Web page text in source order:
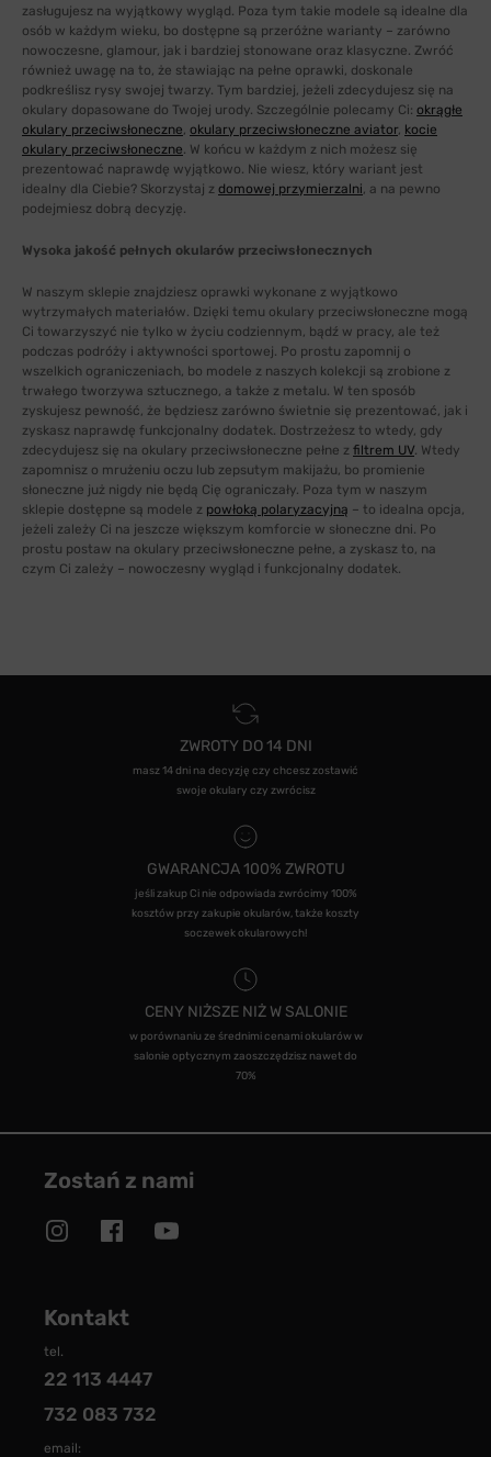
zasługujesz na wyjątkowy wygląd. Poza tym takie modele są idealne dla
osób w każdym wieku, bo dostępne są przeróżne warianty – zarówno
nowoczesne, glamour, jak i bardziej stonowane oraz klasyczne. Zwróć
również uwagę na to, że stawiając na pełne oprawki, doskonale
podkreślisz rysy swojej twarzy. Tym bardziej, jeżeli zdecydujesz się na
okulary dopasowane do Twojej urody. Szczególnie polecamy Ci: okrągłe
okulary przeciwsłoneczne, okulary przeciwsłoneczne aviator, kocie
okulary przeciwsłoneczne. W końcu w każdym z nich możesz się
prezentować naprawdę wyjątkowo. Nie wiesz, który wariant jest
idealny dla Ciebie? Skorzystaj z domowej przymierzalni, a na pewno
podejmiesz dobrą decyzję.
Wysoka jakość pełnych okularów przeciwsłonecznych
W naszym sklepie znajdziesz oprawki wykonane z wyjątkowo
wytrzymałych materiałów. Dzięki temu okulary przeciwsłoneczne mogą
Ci towarzyszyć nie tylko w życiu codziennym, bądź w pracy, ale też
podczas podróży i aktywności sportowej. Po prostu zapomnij o
wszelkich ograniczeniach, bo modele z naszych kolekcji są zrobione z
trwałego tworzywa sztucznego, a także z metalu. W ten sposób
zyskujesz pewność, że będziesz zarówno świetnie się prezentować, jak i
zyskasz naprawdę funkcjonalny dodatek. Dostrzeżesz to wtedy, gdy
zdecydujesz się na okulary przeciwsłoneczne pełne z filtrem UV. Wtedy
zapomnisz o mrużeniu oczu lub zepsutym makijażu, bo promienie
słoneczne już nigdy nie będą Cię ograniczały. Poza tym w naszym
sklepie dostępne są modele z powłoką polaryzacyjną – to idealna opcja,
jeżeli zależy Ci na jeszcze większym komforcie w słoneczne dni. Po
prostu postaw na okulary przeciwsłoneczne pełne, a zyskasz to, na
czym Ci zależy – nowoczesny wygląd i funkcjonalny dodatek.
ZWROTY DO 14 DNI
masz 14 dni na decyzję czy chcesz zostawić
swoje okulary czy zwrócisz
GWARANCJA 100% ZWROTU
jeśli zakup Ci nie odpowiada zwrócimy 100%
kosztów przy zakupie okularów, także koszty
soczewek okularowych!
CENY NIŻSZE NIŻ W SALONIE
w porównaniu ze średnimi cenami okularów w
salonie optycznym zaoszczędzisz nawet do
70%
Zostań z nami
Kontakt
tel.
22 113 4447
732 083 732
email: